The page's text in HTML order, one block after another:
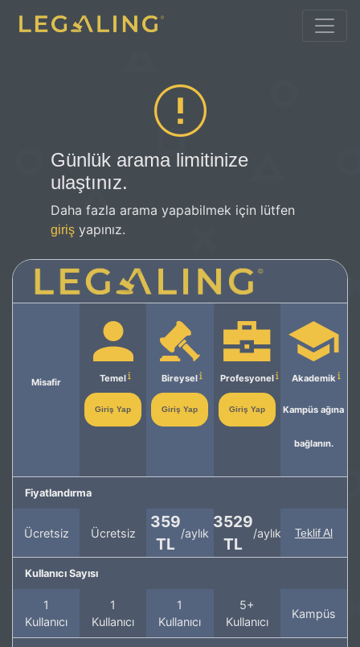
Günlük arama limitinize
ulaştınız.
Daha fazla arama yapabilmek için lütfen
giriş yapınız.
Misafir Temel
Giriş Yap
Bireysel
Giriş Yap
Profesyonel
Giriş Yap
Akademik
Kampüs ağına
bağlanın.
Fiyatlandırma
Ücretsiz Ücretsiz
359
TL
/aylık
3529
TL
/aylık Teklif Al
Kullanıcı Sayısı
1
Kullanıcı
1
Kullanıcı
1
Kullanıcı
5+
Kullanıcı
Kampüs